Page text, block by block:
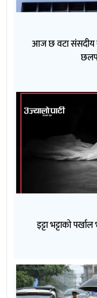
आज छ वटा संसदीय
इट्टा भट्टाको